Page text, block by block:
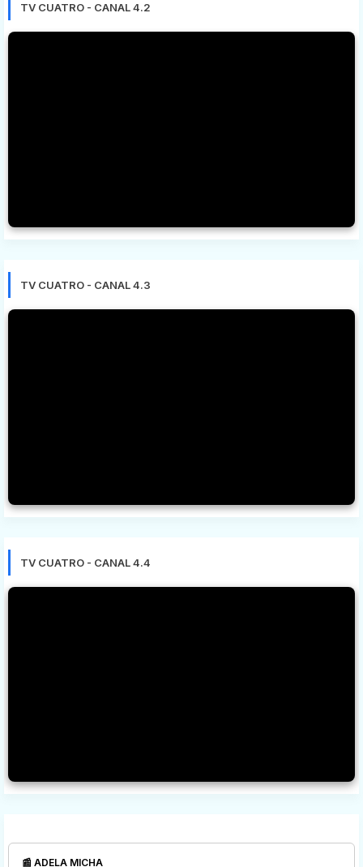
TV CUATRO - CANAL 4.2
TV CUATRO - CANAL 4.3
TV CUATRO - CANAL 4.4
📰 ADELA MICHA